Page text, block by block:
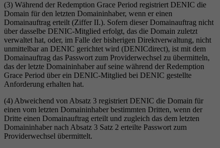
(3) Während der Redemption Grace Period registriert DENIC die
Domain für den letzten Domaininhaber, wenn er einen
Domainauftrag erteilt (Ziffer II.). Sofern dieser Domainauftrag nicht
über dasselbe DENIC-Mitglied erfolgt, das die Domain zuletzt
verwaltet hat, oder, im Falle der bisherigen Direktverwaltung, nicht
unmittelbar an DENIC gerichtet wird (DENICdirect), ist mit dem
Domainauftrag das Passwort zum Providerwechsel zu übermitteln,
das der letzte Domaininhaber auf seine während der Redemption
Grace Period über ein DENIC-Mitglied bei DENIC gestellte
Anforderung erhalten hat.
(4) Abweichend von Absatz 3 registriert DENIC die Domain für
einen vom letzten Domaininhaber bestimmten Dritten, wenn der
Dritte einen Domainauftrag erteilt und zugleich das dem letzten
Domaininhaber nach Absatz 3 Satz 2 erteilte Passwort zum
Providerwechsel übermittelt.